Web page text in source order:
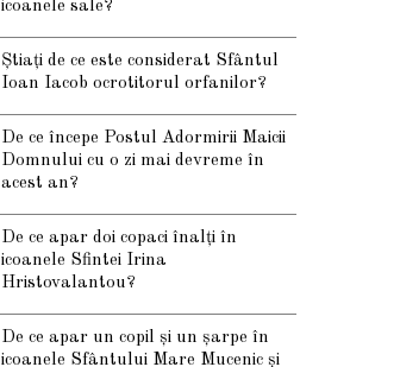
icoanele sale?
Știați de ce este considerat Sfântul
Ioan Iacob ocrotitorul orfanilor?
De ce începe Postul Adormirii Maicii
Domnului cu o zi mai devreme în
acest an?
De ce apar doi copaci înalți în
icoanele Sfintei Irina
Hristovalantou?
De ce apar un copil și un șarpe în
icoanele Sfântului Mare Mucenic și